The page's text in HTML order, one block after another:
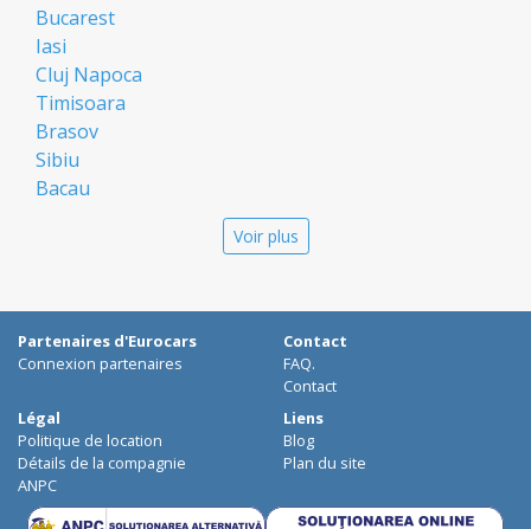
Bucarest
Iasi
Cluj Napoca
Timisoara
Brasov
Sibiu
Bacau
Galati
Suceava
Focsani
Targoviste
Ploiesti
Craiova
Voir plus
Partenaires d'Eurocars
Connexion partenaires
Contact
FAQ.
Contact
Légal
Politique de location
Détails de la compagnie
ANPC
Liens
Blog
Plan du site